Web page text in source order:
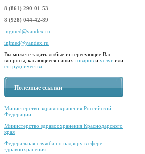
8 (861) 290-01-53
8 (928) 044-42-89
ingmed@yandex.ru
injmed@yandex.ru
Вы можете задать любые интересующие Вас
вопросы, касающиеся наших товаров и услуг или
сотрудничества.
Полезные ссылки
Министерство здравоохранения Российской
Федерации
Министерство здравоохранения Краснодарского
края
Федеральная служба по надзору в сфере
здравоохранения